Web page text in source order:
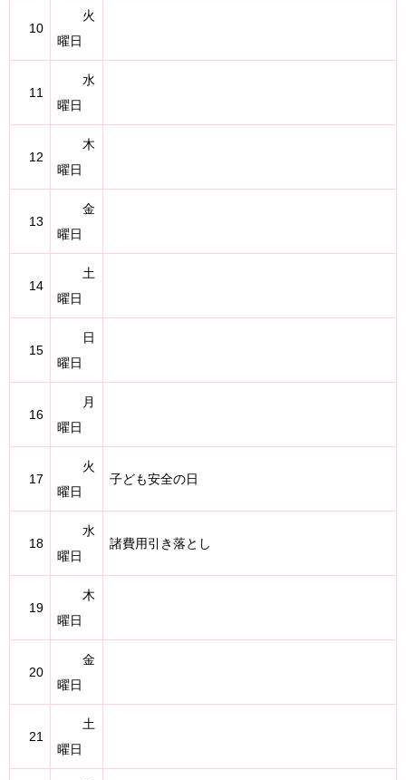
10
火
曜日
11
水
曜日
12
木
曜日
13
金
曜日
14
土
曜日
15
日
曜日
16
月
曜日
17
火
曜日
子ども安全の日
18
水
曜日
諸費用引き落とし
19
木
曜日
20
金
曜日
21
土
曜日